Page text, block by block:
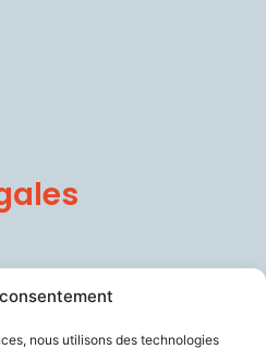
nous utilisons des technologies